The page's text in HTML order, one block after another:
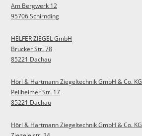
Am Bergwerk 12
95706 Schirnding
HELFER ZIEGEL GmbH
Brucker Str. 78
85221 Dachau
Hörl & Hartmann Ziegeltechnik GmbH & Co. KG
Pellheimer Str. 17
85221 Dachau
Hörl & Hartmann Ziegeltechnik GmbH & Co. KG